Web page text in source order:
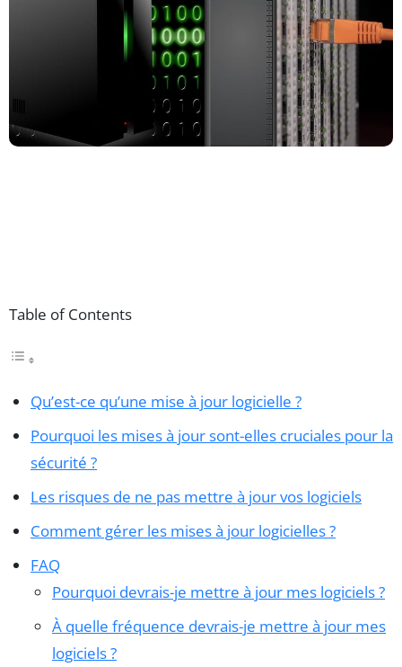
Table of Contents
Qu’est-ce qu’une mise à jour logicielle ?
Pourquoi les mises à jour sont-elles cruciales pour la
sécurité ?
Les risques de ne pas mettre à jour vos logiciels
Comment gérer les mises à jour logicielles ?
FAQ
Pourquoi devrais-je mettre à jour mes logiciels ?
À quelle fréquence devrais-je mettre à jour mes
logiciels ?